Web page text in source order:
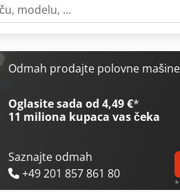
Odmah prodajte polovne mašine
Oglasite sada od 4,49 €*
11 miliona kupaca vas čeka
Saznajte odmah
+49 201 857 861 80